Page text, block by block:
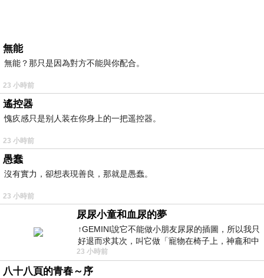
無能
無能？那只是因為對方不能與你配合。
23 小時前
遙控器
愧疚感只是别人装在你身上的一把遥控器。
23 小時前
愚蠢
沒有實力，卻想表現善良，那就是愚蠢。
23 小時前
尿尿小童和血尿的夢
↑GEMINI說它不能做小朋友尿尿的插圖，所以我只
好退而求其次，叫它做「寵物在椅子上，神龕和中
年人臉孔」的畫了。 六月底
23 小時前
八十八頁的青春～序